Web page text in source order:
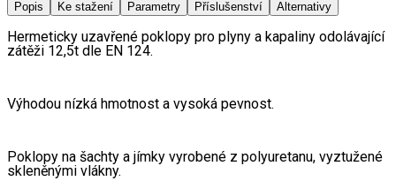
Popis
Ke stažení Parametry Příslušenství Alternativy
Hermeticky uzavřené poklopy pro plyny a kapaliny odolávající
zátěži 12,5t dle EN 124.
Výhodou nízká hmotnost a vysoká pevnost.
Poklopy na šachty a jímky vyrobené z polyuretanu, vyztužené
skleněnými vlákny.